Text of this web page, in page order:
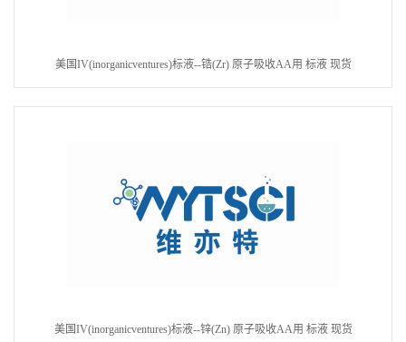
美国IV(inorganicventures)标液--锆(Zr) 原子吸收AA用 标液 现货
美国IV(inorganicventures)标液--锌(Zn) 原子吸收AA用 标液 现货